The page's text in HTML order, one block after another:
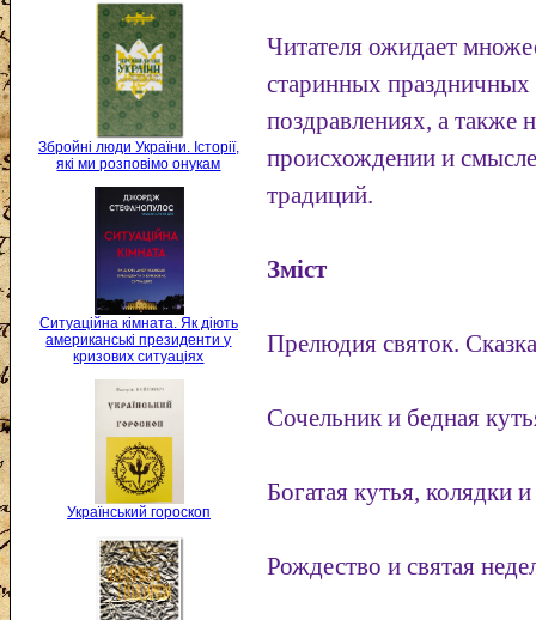
Збройні люди України. Історії,
які ми розповімо онукам
Ситуаційна кімната. Як діють
американські президенти у
кризових ситуаціях
Український гороскоп
Читателя ожидает
старинных праздничных
поздравлениях, а также
происхождении и
традиций.
Зміст
Прелюдия святок.
Сочельник и бедная
Богатая кутья, колядки
Рождество и святая